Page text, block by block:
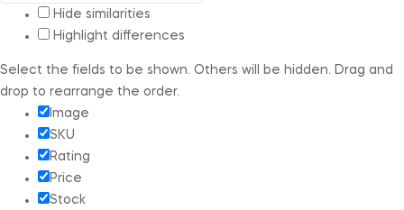
Hide similarities
Highlight differences
Select the fields to be shown. Others will be hidden. Drag and
drop to rearrange the order.
Image
SKU
Rating
Price
Stock